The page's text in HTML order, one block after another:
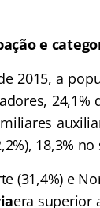
e
2015, a
18,3%
(31,4%) e
era superior